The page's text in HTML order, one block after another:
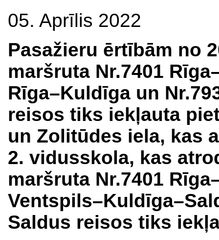
05. Aprīlis 2022
Pasažieru ērtībām no
maršruta Nr.7401
Rīga–Kuldīga un
reisos tiks iekļauta
un Zolitūdes iela, kas
2. vidusskola, kas
maršruta Nr.7401
Saldus reisos tiks